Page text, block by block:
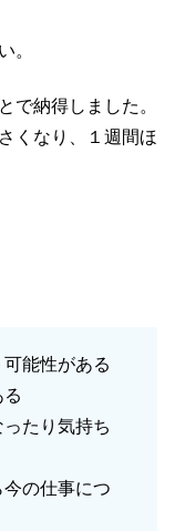
。
で納得しました。
くなり、１週間ほ
能性がある
たり気持ち
の仕事につ